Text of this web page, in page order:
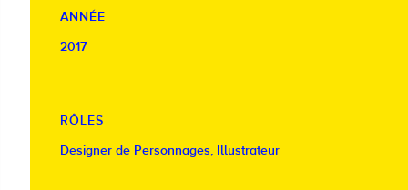
ANNÉE
2017
RÔLES
Designer de Personnages, Illustrateur